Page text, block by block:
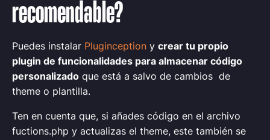
recomendable?
Puedes instalar Pluginception y crear tu propio
plugin de funcionalidades para almacenar código
personalizado que está a salvo de cambios de
theme o plantilla.
Ten en cuenta que, si añades código en el archivo
fuctions.php y actualizas el theme, este también se